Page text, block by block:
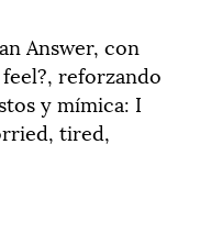
Answer, con
reforzando
y mímica: I
tired,